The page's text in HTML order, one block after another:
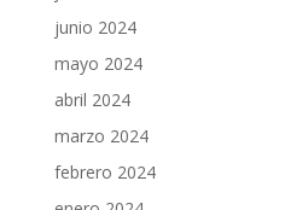
junio 2024
mayo 2024
abril 2024
marzo 2024
febrero 2024